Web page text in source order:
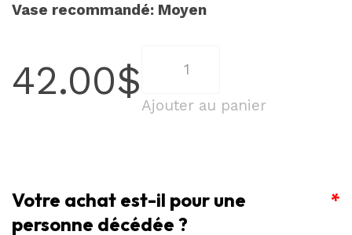
Vase recommandé: Moyen
42.00$ L'Harmonie
Roses
Jaunes
Ajouter au panier
*
Votre achat est-il pour une
personne décédée ?